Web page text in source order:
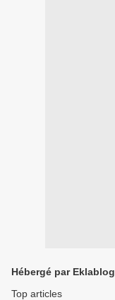
Hébergé par Eklablog
Top articles